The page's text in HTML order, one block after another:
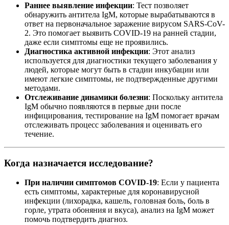
Раннее выявление инфекции: Тест позволяет
обнаружить антитела IgM, которые вырабатываются в
ответ на первоначальное заражение вирусом SARS-CoV-
2. Это помогает выявить COVID-19 на ранней стадии,
даже если симптомы еще не проявились.
Диагностика активной инфекции: Этот анализ
используется для диагностики текущего заболевания у
людей, которые могут быть в стадии инкубации или
имеют легкие симптомы, не подтвержденные другими
методами.
Отслеживание динамики болезни: Поскольку антитела
IgM обычно появляются в первые дни после
инфицирования, тестирование на IgM помогает врачам
отслеживать процесс заболевания и оценивать его
течение.
Когда назначается исследование?
При наличии симптомов COVID-19: Если у пациента
есть симптомы, характерные для коронавирусной
инфекции (лихорадка, кашель, головная боль, боль в
горле, утрата обоняния и вкуса), анализ на IgM может
помочь подтвердить диагноз.